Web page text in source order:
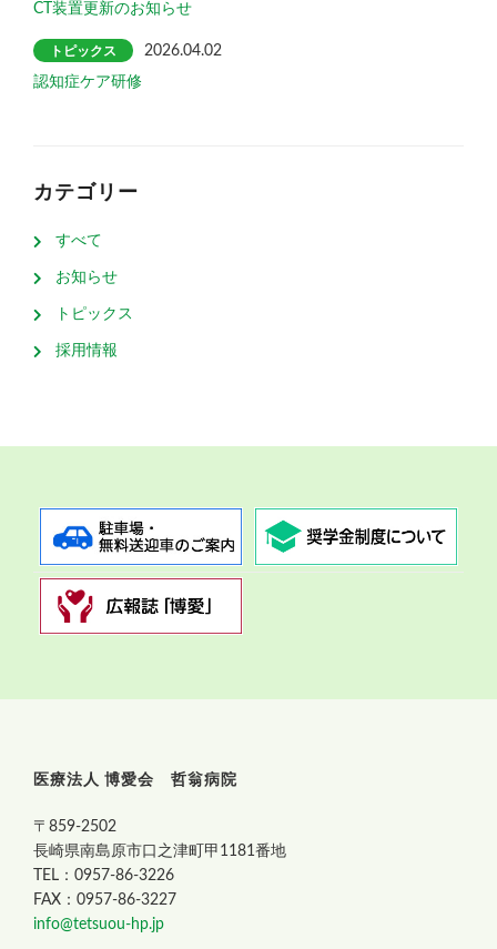
CT装置更新のお知らせ
トピックス
2026.04.02
認知症ケア研修
カテゴリー
すべて
お知らせ
トピックス
採用情報
医療法人 博愛会 哲翁病院
〒859-2502
長崎県南島原市口之津町甲1181番地
TEL：0957-86-3226
FAX：0957-86-3227
info@tetsuou-hp.jp